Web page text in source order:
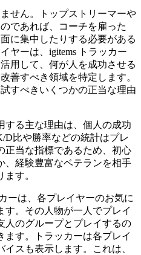
せん。トップストリーマーや
であれば、コーチを雇った
に集中したりする必要がある
ヤーは、igitems トラッカー
用して、何が人を成功させる
善すべき領域を特定します。
すべきいくつかの正当な理由
する主な理由は、個人の成功
D比や勝率などの統計はプレ
正当な指標であるため、初心
、経験豊富なベテランを相手
す。
ーは、各プレイヤーのお気に
す。その人物が一人でプレイ
人のグループとプレイするの
ます。トラッカーは各プレイ
スも表示します。これは、